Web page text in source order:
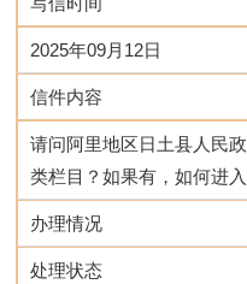
2025年09月12日
信件内容
请问阿里地区日土县人民
类栏目？如果有，如何进
办理情况
处理状态